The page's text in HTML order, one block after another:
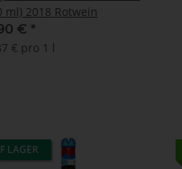
ml) 2018 Rotwein
€ *
€ pro 1 l
LAGER